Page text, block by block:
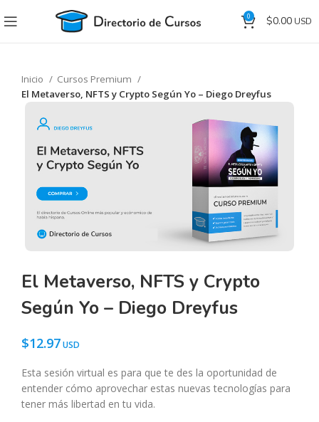
0 $0.00
Inicio
Cursos Premium
El Metaverso, NFTS y Crypto Según Yo – Diego Dreyfus
El Metaverso, NFTS y Crypto
Según Yo – Diego Dreyfus
$12.97
Esta sesión virtual es para que te des la oportunidad de
entender cómo aprovechar estas nuevas tecnologías para
tener más libertad en tu vida.